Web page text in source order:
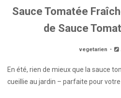
Sauce Tomatée
de Sauce
vegetarien
En été, rien de mieux que la sauce
cueillie au jardin – parfaite pour